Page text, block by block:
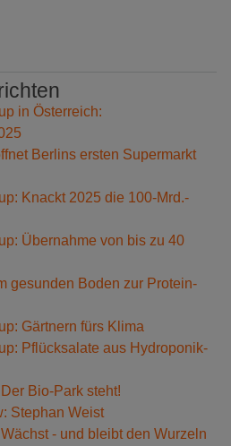
in Österreich:
Berlins ersten Supermarkt
Knackt 2025 die 100-Mrd.-
Übernahme von bis zu 40
gesunden Boden zur Protein-
Gärtnern fürs Klima
Pflücksalate aus Hydroponik-
Bio-Park steht!
Stephan Weist
- und bleibt den Wurzeln